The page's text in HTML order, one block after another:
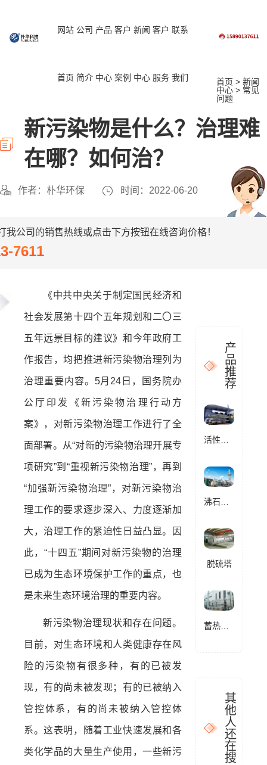
网站
首页
公司
简介
产品
中心
客户
案例
新闻
中心
客户
服务
联系
我们 首页 >新闻
中心 > 常见
问题
新污染物是什么？治理难
在哪？如何治？
作者：朴华环保 时间：2022-06-20
公司的销售热线或点击下方按钮在线咨询价格！
7611
《中共中央关于制定国民经济和
社会发展第十四个五年规划和二〇三
五年远景目标的建议》和今年政府工
作报告，均把推进新污染物治理列为
治理重要内容。5月24日，国务院办
公厅印发《新污染物治理行动方
案》，对新污染物治理工作进行了全
面部署。从“对新的污染物治理开展专
项研究”到“重视新污染物治理”，再到
“加强新污染物治理”，对新污染物治
理工作的要求逐步深入、力度逐渐加
大，治理工作的紧迫性日益凸显。因
此，“十四五”期间对新污染物的治理
已成为生态环境保护工作的重点，也
是未来生态环境治理的重要内容。
新污染物治理现状和存在问题。
目前，对生态环境和人类健康存在风
险的污染物有很多种，有的已被发
现，有的尚未被发现；有的已被纳入
管控体系，有的尚未被纳入管控体
系。这表明，随着工业快速发展和各
类化学品的大量生产使用，一些新污
产
品
推
荐
脱硫塔
其
他
人
还
在
搜